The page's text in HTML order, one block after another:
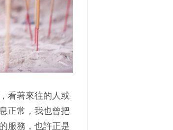
看著來往的人或
正常，我也曾把
服務，也許正是